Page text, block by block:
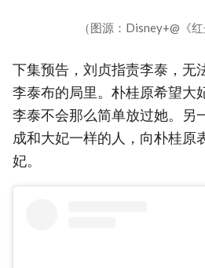
（图源：Disney+@《
下集预告，刘贞指责李泰，无
李泰布的局里。朴桂原希望大
李泰不会那么简单放过她。另
成和大妃一样的人，向朴桂原
妃。